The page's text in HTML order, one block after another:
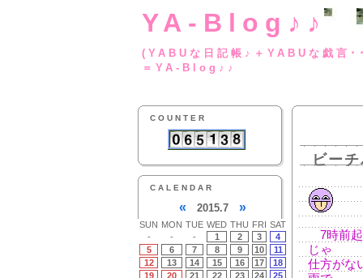
YA-Blog♪♪
(YABUな日記帳♪
＝YA-Blog♪♪
COUNTER
CALENDAR
« 2015.7 »
SUN MON TUE WED THU FRI SAT
-
- - 1 2 3
4
5
6 7 8 9 10
11
12
13 14 15 16 17
18
19
20 21 22 23 24
25
ビー
7時前起
じゃ
仕方がな